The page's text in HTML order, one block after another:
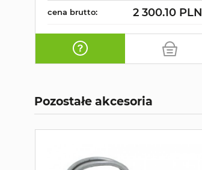
cena brutto: 2 300.10 PLN
Pozostałe akcesoria